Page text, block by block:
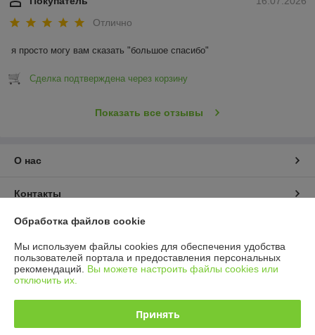
Отлично
я просто могу вам сказать "большое спасибо"
Сделка подтверждена через корзину
Показать все отзывы
О нас
Контакты
Доставка и оплата
График работы
Политика обработки cookies
Обработка файлов cookie
Мы используем файлы cookies для обеспечения удобства
пользователей портала и предоставления персональных
рекомендаций. Вы можете настроить файлы cookies или
отключить их.
Принять